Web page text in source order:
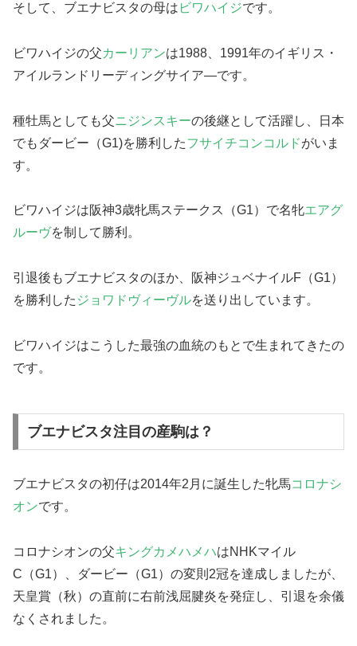
そして、ブエナビスタの母は ビワハイジです。
ビワハイジの父カーリアンは1988、1991年のイギリス・
アイルランドリーディングサイア―です。
種牡馬としても父ニジンスキーの後継として活躍し、日本
でもダービー（G1)を勝利したフサイチコンコルドがいま
す。
ビワハイジは阪神3歳牝馬ステークス（G1）で名牝エアグ
ルーヴを制して勝利。
引退後もブエナビスタのほか、阪神ジュベナイルF（G1）
を勝利した ジョワドヴィーヴルを送り出しています。
ビワハイジはこうした最強の血統のもとで生まれてきたの
です。
ブエナビスタ注目の産駒は？
ブエナビスタの初仔は2014年2月に誕生した牝馬コロナシ
オンです。
コロナシオンの父キングカメハメハはNHKマイル
C（G1）、ダービー（G1）の変則2冠を達成しましたが、
天皇賞（秋）の直前に右前浅屈腱炎を発症し、引退を余儀
なくされました。